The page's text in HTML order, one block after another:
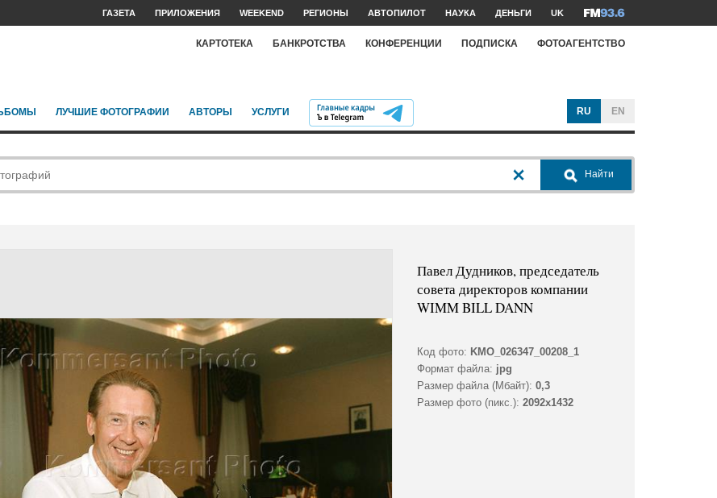
ГАЗЕТА ПРИЛОЖЕНИЯ WEEKEND РЕГИОНЫ АВТОПИЛОТ НАУКА ДЕНЬГИ UK
КАРТОТЕКА БАНКРОТСТВА КОНФЕРЕНЦИИ ПОДПИСКА ФОТОАГЕНТСТВО
ЛУЧШИЕ ФОТОГРАФИИ АВТОРЫ УСЛУГИ RU EN
Найти
Павел Дудников, председатель
совета директоров компании
WIMM BILL DANN
Код фото: KMO_026347_00208_1
Формат файла: jpg
Размер файла (Мбайт): 0,3
Размер фото (пикс.): 2092x1432